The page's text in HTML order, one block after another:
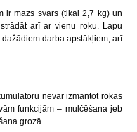
ir mazs svars (tikai 2,7 kg) un
arī ar vienu roku. Lapu
darba apstākļiem, arī
nevar izmantot rokas
funkcijām – mulčēšana jeb
grozā.